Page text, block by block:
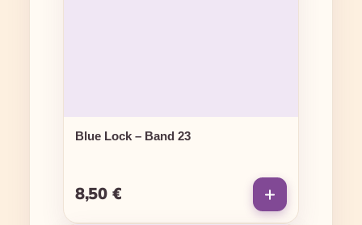
Blue Lock – Band 23
Regulärer Preis:
8,50 €